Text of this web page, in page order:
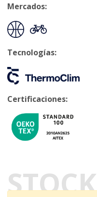
Mercados:
Tecnologías:
Certificaciones:
STOCK